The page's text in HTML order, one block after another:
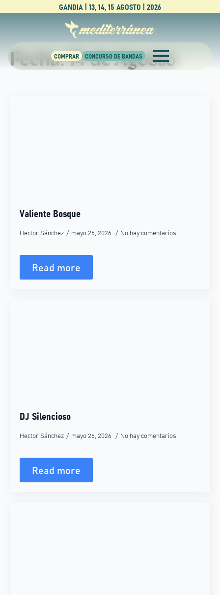
GANDIA | 13, 14, 15 AGOSTO | 2026
Fecha:14 de Agosto
Valiente Bosque
Hector Sánchez mayo 26, 2026 No hay comentarios
Read more
DJ Silencioso
Hector Sánchez mayo 26, 2026 No hay comentarios
Read more